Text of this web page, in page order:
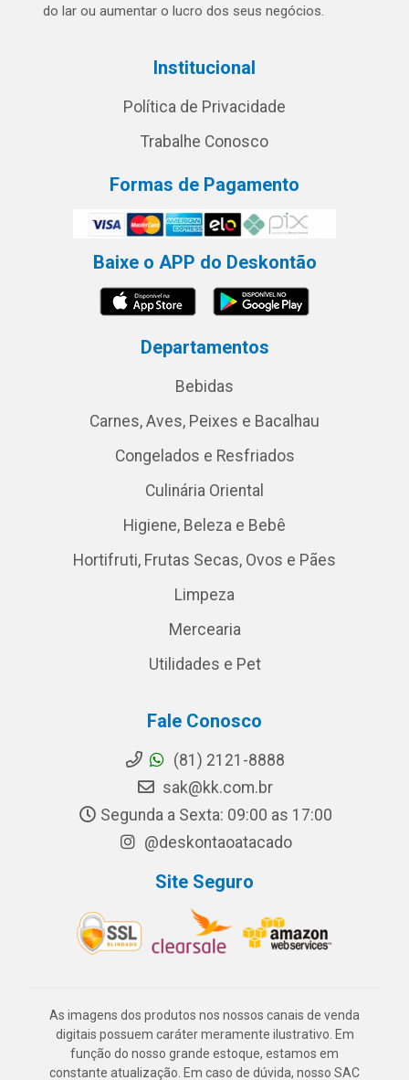
do lar ou aumentar o lucro dos seus negócios.
Institucional
Política de Privacidade
Trabalhe Conosco
Formas de Pagamento
Baixe o APP do Deskontão
Departamentos
Bebidas
Carnes, Aves, Peixes e Bacalhau
Congelados e Resfriados
Culinária Oriental
Higiene, Beleza e Bebê
Hortifruti, Frutas Secas, Ovos e Pães
Limpeza
Mercearia
Utilidades e Pet
Fale Conosco
(81) 2121-8888
sak@kk.com.br
Segunda a Sexta: 09:00 as 17:00
@deskontaoatacado
Site Seguro
As imagens dos produtos nos nossos canais de venda
digitais possuem caráter meramente ilustrativo. Em
função do nosso grande estoque, estamos em
constante atualização. Em caso de dúvida, nosso SAC